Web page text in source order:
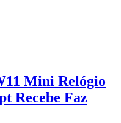
Mini Relógio
Recebe Faz